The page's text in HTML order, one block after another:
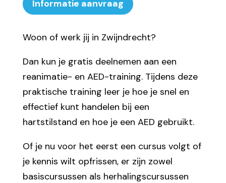
Woon of werk jij in Zwijndrecht?
Dan kun je gratis deelnemen aan een
reanimatie- en AED-training. Tijdens deze
praktische training leer je hoe je snel en
effectief kunt handelen bij een
hartstilstand en hoe je een AED gebruikt.
Of je nu voor het eerst een cursus volgt of
je kennis wilt opfrissen, er zijn zowel
basiscursussen als herhalingscursussen
Informatie aanvraag